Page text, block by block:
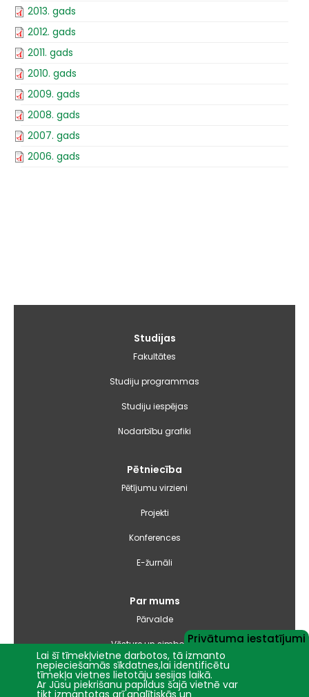
2013. gads
2012. gads
2011. gads
2010. gads
2009. gads
2008. gads
2007. gads
2006. gads
Studijas
Fakultātes
Studiju programmas
Studiju iespējas
Nodarbību grafiki
Pētniecība
Pētījumu virzieni
Projekti
Konferences
E-žurnāli
Par mums
Pārvalde
Vēsture un simbolika
Studiju virzienu pārskati un pašnovērtējuma ziņojumi
Iepirkumi
Privātuma iestatījumi
Lai šī tīmekļvietne darbotos, tā izmanto
nepieciešamās sīkdatnes,lai identificētu
tīmekļa vietnes lietotāju sesijas laikā.
Ar Jūsu piekrišanu papildus šajā vietnē var
tikt izmantotas arī analītiskās un